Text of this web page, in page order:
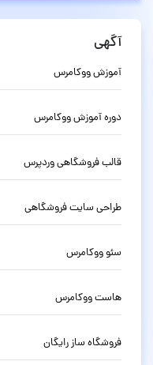
آگهی
آموزش ووکامرس
دوره آموزش ووکامرس
قالب فروشگاهی وردپرس
طراحی سایت فروشگاهی
سئو ووکامرس
هاست ووکامرس
فروشگاه ساز رایگان